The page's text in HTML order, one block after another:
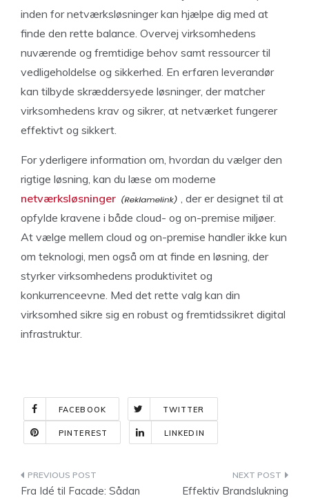
inden for netværksløsninger kan hjælpe dig med at
finde den rette balance. Overvej virksomhedens
nuværende og fremtidige behov samt ressourcer til
vedligeholdelse og sikkerhed. En erfaren leverandør
kan tilbyde skræddersyede løsninger, der matcher
virksomhedens krav og sikrer, at netværket fungerer
effektivt og sikkert.
For yderligere information om, hvordan du vælger den
rigtige løsning, kan du læse om moderne
netværksløsninger
, der er designet til at
opfylde kravene i både cloud- og on-premise miljøer.
At vælge mellem cloud og on-premise handler ikke kun
om teknologi, men også om at finde en løsning, der
styrker virksomhedens produktivitet og
konkurrenceevne. Med det rette valg kan din
virksomhed sikre sig en robust og fremtidssikret digital
infrastruktur.
FACEBOOK TWITTER
PINTEREST LINKEDIN
Indlægsnavigation
Fra Idé til Facade: Sådan
Effektiv Brandslukning